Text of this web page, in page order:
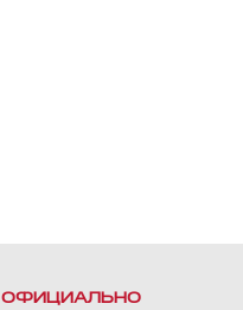
ОФИЦИАЛЬНО